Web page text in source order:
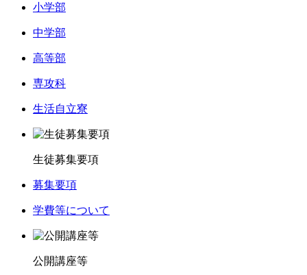
小学部
中学部
高等部
専攻科
生活自立寮
生徒募集要項
募集要項
学費等について
公開講座等